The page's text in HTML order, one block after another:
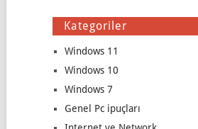
Kategoriler
Windows 11
Windows 10
Windows 7
Genel Pc ipuçları